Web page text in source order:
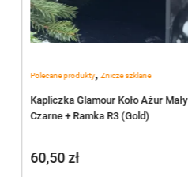
Polecane produkty, Znicze szklane
Kapliczka Glamour Koło Ażur Mały
Czarne + Ramka R3 (Gold)
60,50zł